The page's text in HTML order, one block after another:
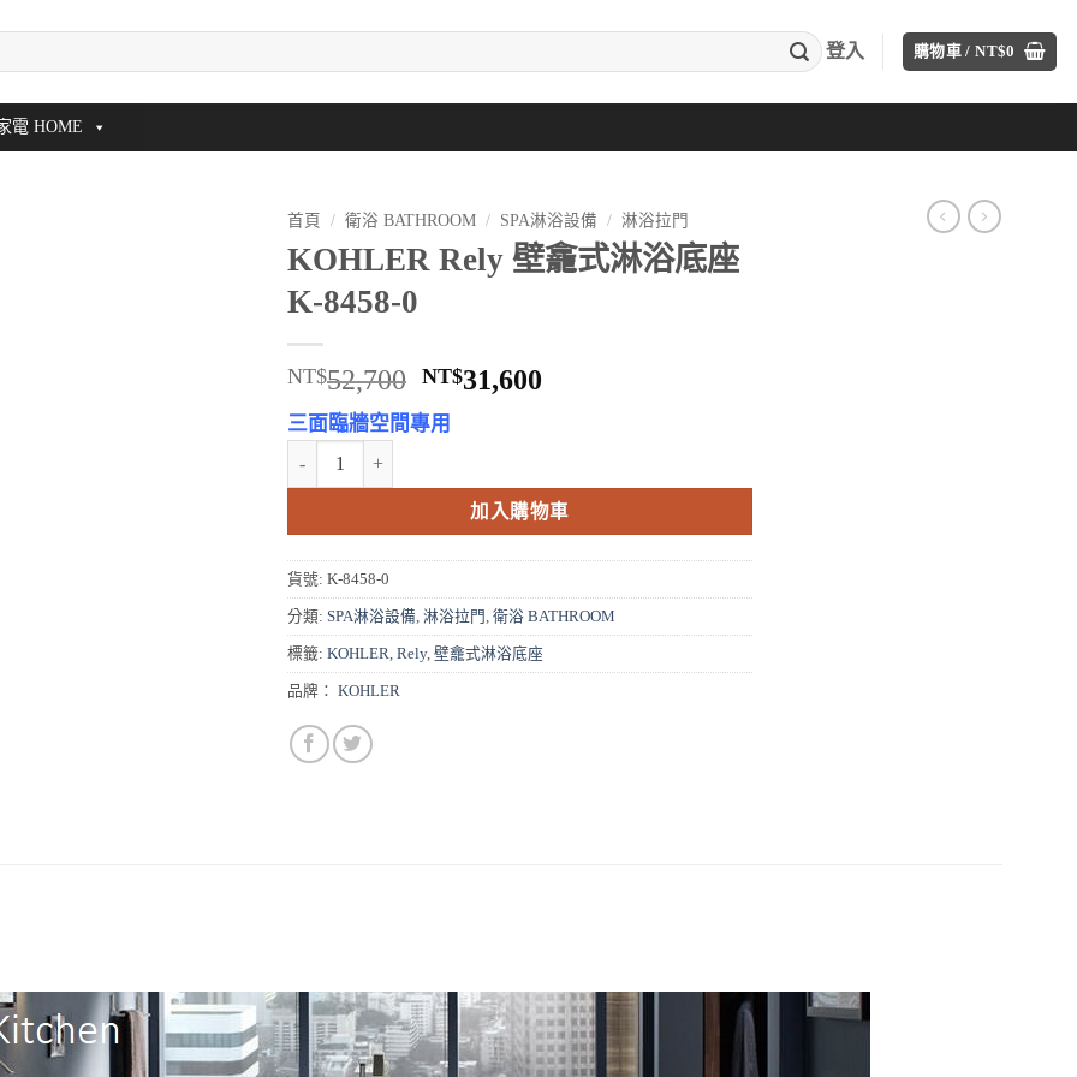
登入 購物車 /NT$0
電 HOME
首頁 / 衛浴 BATHROOM / SPA淋浴設備 / 淋浴拉門
KOHLER Rely 壁龕式淋浴底座
K-8458-0
NT$52,700 原
始
價
NT$52,700。
NT$31,600
NT$31,600。
三面臨牆空間專用
加入購物車
貨號: K-8458-0
分類: SPA淋浴設備 淋浴拉門 衛浴 BATHROOM
標籤: KOHLER Rely, 壁龕式淋浴底座
品牌： KOHLER